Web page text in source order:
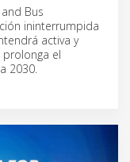
Bus
ininterrumpida
activa y
el
2030.